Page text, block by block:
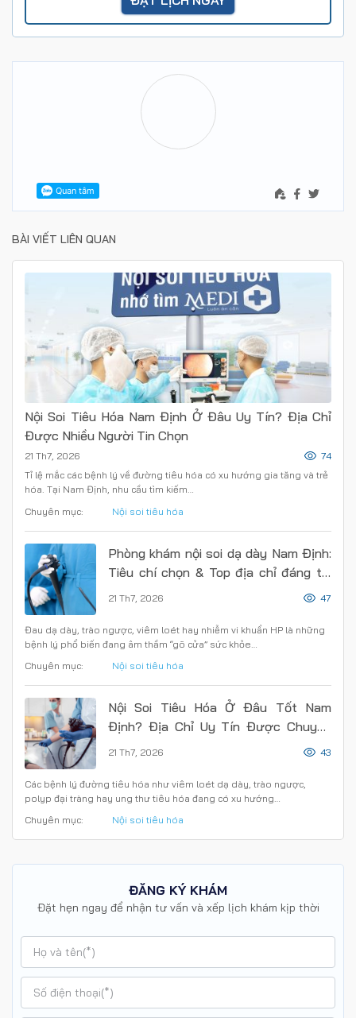
BÀI VIẾT LIÊN QUAN
Nội Soi Tiêu Hóa Nam Định Ở Đâu Uy Tín? Địa Chỉ
Được Nhiều Người Tin Chọn
Tỉ lệ mắc các bệnh lý về đường tiêu hóa có xu hướng gia tăng và trẻ
hóa. Tại Nam Định, nhu cầu tìm kiếm…
21 Th7, 2026 74
Chuyên mục: Nội soi tiêu hóa
Phòng khám nội soi dạ dày Nam Định:
Tiêu chí chọn & Top địa chỉ đáng tin
Đau dạ dày, trào ngược, viêm loét hay nhiễm vi khuẩn HP là những
bệnh lý phổ biến đang âm thầm “gõ cửa” sức khỏe…
21 Th7, 2026 47
Chuyên mục: Nội soi tiêu hóa
Nội Soi Tiêu Hóa Ở Đâu Tốt Nam
Định? Địa Chỉ Uy Tín Được Chuyên
Các bệnh lý đường tiêu hóa như viêm loét dạ dày, trào ngược,
polyp đại tràng hay ung thư tiêu hóa đang có xu hướng…
21 Th7, 2026 43
Chuyên mục: Nội soi tiêu hóa
ĐĂNG KÝ KHÁM
Đặt hẹn ngay để nhận tư vấn và xếp lịch khám kịp thời